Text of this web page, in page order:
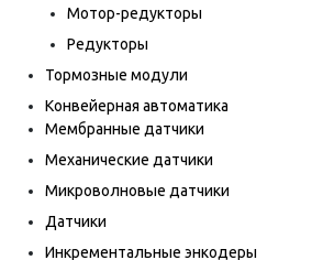
Мотор-редукторы
Редукторы
Тормозные модули
Конвейерная автоматика
Мембранные датчики
Механические датчики
Микроволновые датчики
Датчики
Инкрементальные энкодеры